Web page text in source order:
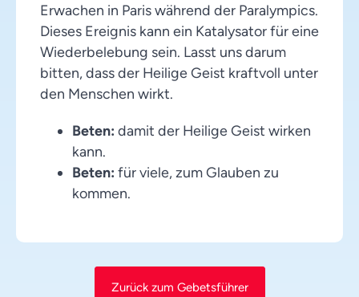
Erwachen in Paris während der Paralympics.
Dieses Ereignis kann ein Katalysator für eine
Wiederbelebung sein. Lasst uns darum
bitten, dass der Heilige Geist kraftvoll unter
den Menschen wirkt.
Beten: damit der Heilige Geist wirken
kann.
Beten: für viele, zum Glauben zu
kommen.
Zurück zum Gebetsführer